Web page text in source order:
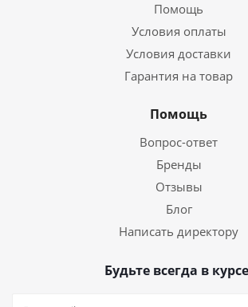
Помощь
Условия оплаты
Условия доставки
Гарантия на товар
Помощь
Вопрос-ответ
Бренды
Отзывы
Блог
Написать директору
Будьте всегда в